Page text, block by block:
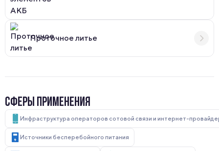
Проточное литье
СФЕРЫ ПРИМЕНЕНИЯ
Инфраструктура операторов сотовой связи и интернет-
Источники бесперебойного питания